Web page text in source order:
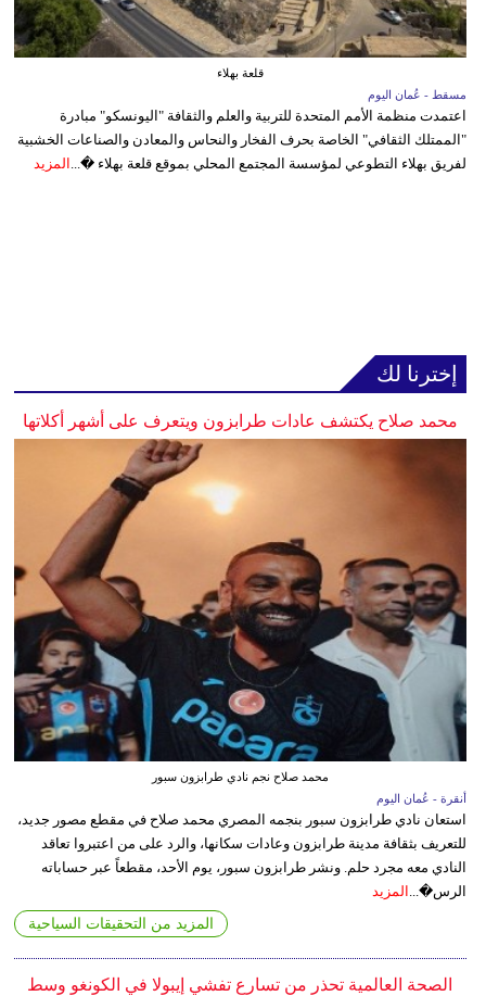
قلعة بهلاء
مسقط - عُمان اليوم
اعتمدت منظمة الأمم المتحدة للتربية والعلم والثقافة "اليونسكو" مبادرة
"الممتلك الثقافي" الخاصة بحرف الفخار والنحاس والمعادن والصناعات الخشبية
لفريق بهلاء التطوعي لمؤسسة المجتمع المحلي بموقع قلعة بهلاء �... المزيد
إخترنا لك
محمد صلاح يكتشف عادات طرابزون ويتعرف على أشهر أكلاتها
محمد صلاح نجم نادي طرابزون سبور
أنقرة - عُمان اليوم
استعان نادي طرابزون سبور بنجمه المصري محمد صلاح في مقطع مصور جديد،
للتعريف بثقافة مدينة طرابزون وعادات سكانها، والرد على من اعتبروا تعاقد
النادي معه مجرد حلم. ونشر طرابزون سبور، يوم الأحد، مقطعاً عبر حساباته
الرس�... المزيد
المزيد من التحقيقات السياحية
الصحة العالمية تحذر من تسارع تفشي إيبولا في الكونغو وسط